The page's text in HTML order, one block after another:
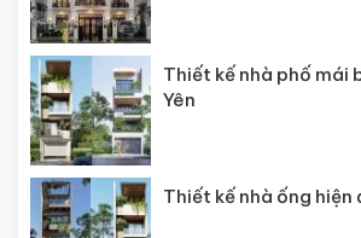
Thiết kế nhà phố mái
Yên
Thiết kế nhà ống hiện